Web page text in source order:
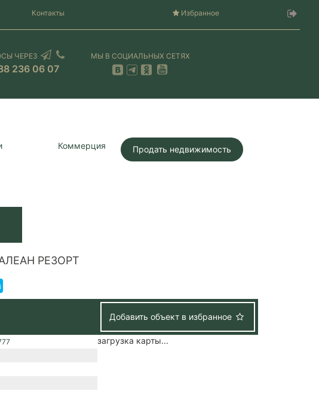
Контакты Избранное
ЧЕРЕЗ
236 06 07
МЫ В СОЦИАЛЬНЫХ СЕТЯХ
Коммерция Продать недвижимость
РЕЗОРТ
Добавить объект в избранное
загрузка карты...